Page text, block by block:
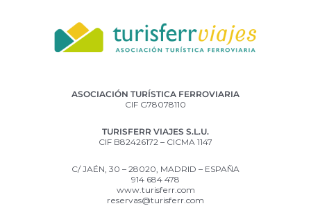
ASOCIACIÓN TURÍSTICA FERROVIARIA
CIF G78078110
TURISFERR VIAJES S.L.U.
CIF B82426172 – CICMA 1147
C/ JAÉN, 30 – 28020, MADRID – ESPAÑA
914 684 478
www.turisferr.com
reservas@turisferr.com